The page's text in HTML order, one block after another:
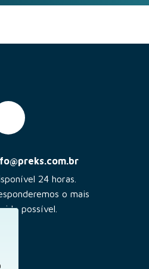
24 horas.
o mais
possível.